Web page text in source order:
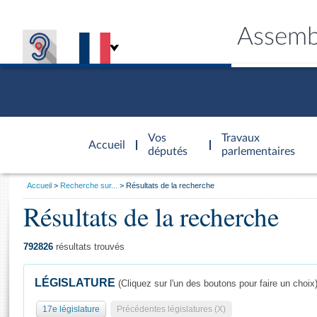
Accueil
d'accueil
Vos
députés
Travaux
parlementaires
Général
Vous
Accueil Recherche sur... Résultats de la recherche
Résultats de la recherche
792826 résultats trouvés
LÉGISLATURE (Cliquez sur l'un des boutons pour faire un choix)
17e législature Précédentes législatures (X)